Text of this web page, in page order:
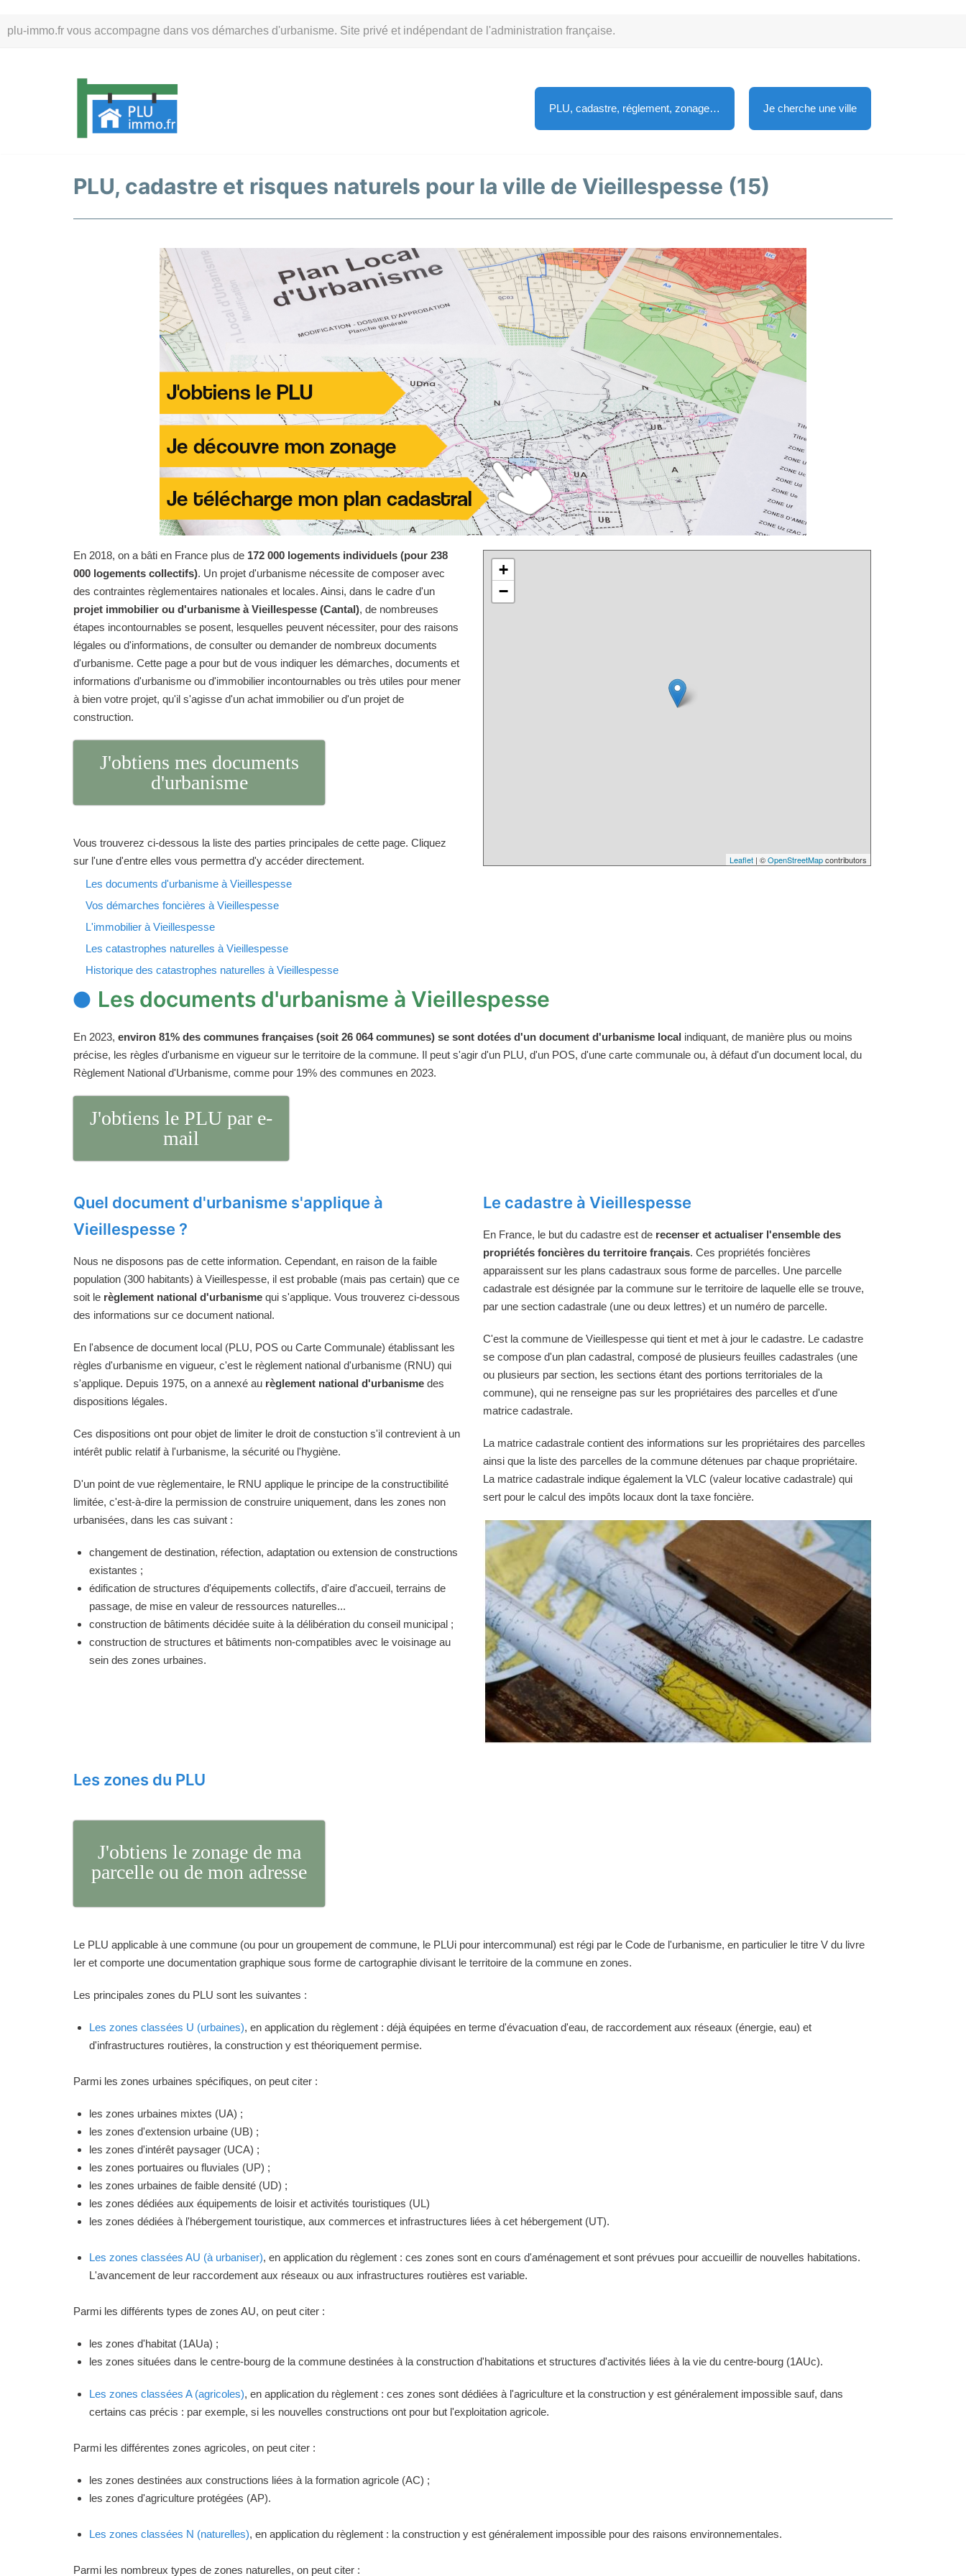
plu-immo.fr vous accompagne dans vos démarches d'urbanisme. Site privé et indépendant de l'administration française.
au
PLU, cadastre, réglement, zonage… Je cherche une ville
PLU, cadastre et risques naturels pour la ville de Vieillespesse (15)
En 2018, on a bâti en France plus de 172 000 logements individuels (pour 238
000 logements collectifs). Un projet d'urbanisme nécessite de composer avec
des contraintes règlementaires nationales et locales. Ainsi, dans le cadre d'un
projet immobilier ou d'urbanisme à Vieillespesse (Cantal), de nombreuses
étapes incontournables se posent, lesquelles peuvent nécessiter, pour des raisons
légales ou d'informations, de consulter ou demander de nombreux documents
d'urbanisme. Cette page a pour but de vous indiquer les démarches, documents et
informations d'urbanisme ou d'immobilier incontournables ou très utiles pour mener
à bien votre projet, qu'il s'agisse d'un achat immobilier ou d'un projet de
construction.
J'obtiens mes documents
d'urbanisme
Vous trouverez ci-dessous la liste des parties principales de cette page. Cliquez
sur l'une d'entre elles vous permettra d'y accéder directement.
Les documents d'urbanisme à Vieillespesse
Vos démarches foncières à Vieillespesse
L'immobilier à Vieillespesse
Les catastrophes naturelles à Vieillespesse
Historique des catastrophes naturelles à Vieillespesse
+
−
Leaflet | ©OpenStreetMapcontributors
Les documents d'urbanisme à Vieillespesse
En 2023, environ 81% des communes françaises (soit 26 064 communes) se sont dotées d'un document d'urbanisme local indiquant, de manière plus ou moins
précise, les règles d'urbanisme en vigueur sur le territoire de la commune. Il peut s'agir d'un PLU, d'un POS, d'une carte communale ou, à défaut d'un document local, du
Règlement National d'Urbanisme, comme pour 19% des communes en 2023.
J'obtiens le PLU par e-
mail
Quel document d'urbanisme s'applique à
Vieillespesse ?
Nous ne disposons pas de cette information. Cependant, en raison de la faible
population (300 habitants) à Vieillespesse, il est probable (mais pas certain) que ce
soit le règlement national d'urbanisme qui s'applique. Vous trouverez ci-dessous
des informations sur ce document national.
En l'absence de document local (PLU, POS ou Carte Communale) établissant les
règles d'urbanisme en vigueur, c'est le règlement national d'urbanisme (RNU) qui
s'applique. Depuis 1975, on a annexé au règlement national d'urbanisme des
dispositions légales.
Ces dispositions ont pour objet de limiter le droit de constuction s'il contrevient à un
intérêt public relatif à l'urbanisme, la sécurité ou l'hygiène.
D'un point de vue règlementaire, le RNU applique le principe de la constructibilité
limitée, c'est-à-dire la permission de construire uniquement, dans les zones non
urbanisées, dans les cas suivant :
changement de destination, réfection, adaptation ou extension de constructions
existantes ;
édification de structures d'équipements collectifs, d'aire d'accueil, terrains de
passage, de mise en valeur de ressources naturelles...
construction de bâtiments décidée suite à la délibération du conseil municipal ;
construction de structures et bâtiments non-compatibles avec le voisinage au
sein des zones urbaines.
Le cadastre à Vieillespesse
En France, le but du cadastre est de recenser et actualiser l'ensemble des
propriétés foncières du territoire français. Ces propriétés foncières
apparaissent sur les plans cadastraux sous forme de parcelles. Une parcelle
cadastrale est désignée par la commune sur le territoire de laquelle elle se trouve,
par une section cadastrale (une ou deux lettres) et un numéro de parcelle.
C'est la commune de Vieillespesse qui tient et met à jour le cadastre. Le cadastre
se compose d'un plan cadastral, composé de plusieurs feuilles cadastrales (une
ou plusieurs par section, les sections étant des portions territoriales de la
commune), qui ne renseigne pas sur les propriétaires des parcelles et d'une
matrice cadastrale.
La matrice cadastrale contient des informations sur les propriétaires des parcelles
ainsi que la liste des parcelles de la commune détenues par chaque propriétaire.
La matrice cadastrale indique également la VLC (valeur locative cadastrale) qui
sert pour le calcul des impôts locaux dont la taxe foncière.
Les zones du PLU
J'obtiens le zonage de ma
parcelle ou de mon adresse
Le PLU applicable à une commune (ou pour un groupement de commune, le PLUi pour intercommunal) est régi par le Code de l'urbanisme, en particulier le titre V du livre
Ier et comporte une documentation graphique sous forme de cartographie divisant le territoire de la commune en zones.
Les principales zones du PLU sont les suivantes :
Les zones classées U (urbaines), en application du règlement : déjà équipées en terme d'évacuation d'eau, de raccordement aux réseaux (énergie, eau) et
d'infrastructures routières, la construction y est théoriquement permise.
Parmi les zones urbaines spécifiques, on peut citer :
les zones urbaines mixtes (UA) ;
les zones d'extension urbaine (UB) ;
les zones d'intérêt paysager (UCA) ;
les zones portuaires ou fluviales (UP) ;
les zones urbaines de faible densité (UD) ;
les zones dédiées aux équipements de loisir et activités touristiques (UL)
les zones dédiées à l'hébergement touristique, aux commerces et infrastructures liées à cet hébergement (UT).
Les zones classées AU (à urbaniser), en application du règlement : ces zones sont en cours d'aménagement et sont prévues pour accueillir de nouvelles habitations.
L'avancement de leur raccordement aux réseaux ou aux infrastructures routières est variable.
Parmi les différents types de zones AU, on peut citer :
les zones d'habitat (1AUa) ;
les zones situées dans le centre-bourg de la commune destinées à la construction d'habitations et structures d'activités liées à la vie du centre-bourg (1AUc).
Les zones classées A (agricoles), en application du règlement : ces zones sont dédiées à l'agriculture et la construction y est généralement impossible sauf, dans
certains cas précis : par exemple, si les nouvelles constructions ont pour but l'exploitation agricole.
Parmi les différentes zones agricoles, on peut citer :
les zones destinées aux constructions liées à la formation agricole (AC) ;
les zones d'agriculture protégées (AP).
Les zones classées N (naturelles), en application du règlement : la construction y est généralement impossible pour des raisons environnementales.
Parmi les nombreux types de zones naturelles, on peut citer :